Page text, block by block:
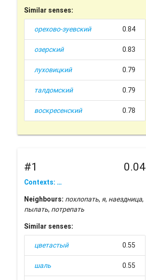
Similar senses:
орехово-зуевский 0.84
озерский 0.83
луховицкий 0.79
талдомский 0.79
воскресенский 0.78
#1 0.04
Contexts: …
Neighbours: похлопать,я, наездница,
пылать, потрепать
Similar senses:
цветастый 0.55
шаль 0.55